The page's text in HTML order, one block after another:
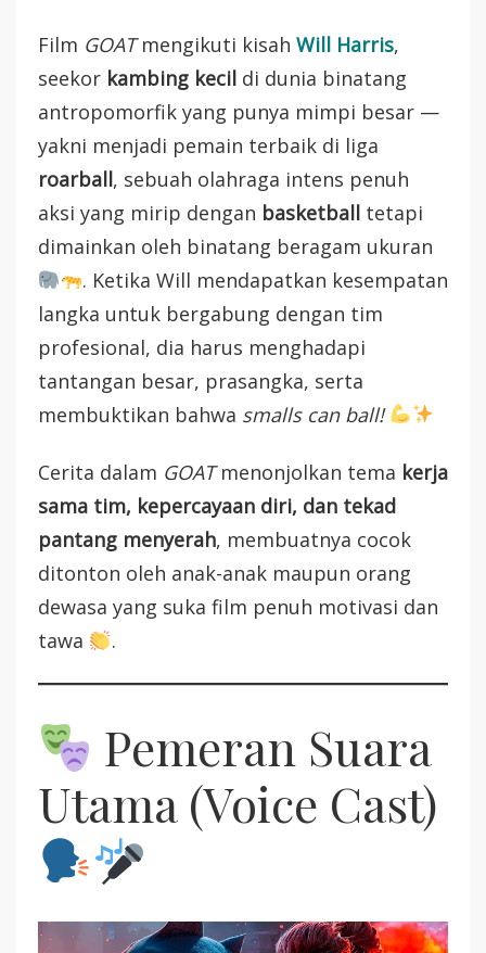
Film GOATmengikuti kisah Will Harris,
seekor kambing kecil di dunia binatang
antropomorfik yang punya mimpi besar —
yakni menjadi pemain terbaik di liga
roarball, sebuah olahraga intens penuh
aksi yang mirip dengan basketball tetapi
dimainkan oleh binatang beragam ukuran
. Ketika Will mendapatkan kesempatan
langka untuk bergabung dengan tim
profesional, dia harus menghadapi
tantangan besar, prasangka, serta
membuktikan bahwa smalls can ball!
Cerita dalam GOATmenonjolkan tema kerja
sama tim, kepercayaan diri, dan tekad
pantang menyerah, membuatnya cocok
ditonton oleh anak-anak maupun orang
dewasa yang suka film penuh motivasi dan
tawa
.
Pemeran Suara
Utama (Voice Cast)